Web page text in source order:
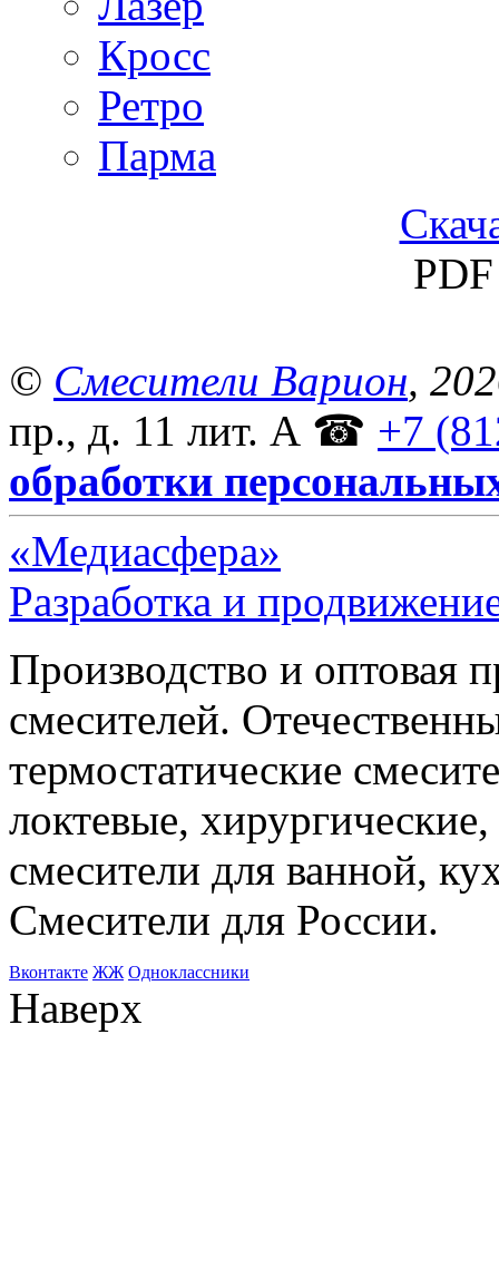
Кросс
Ретро
Парма
© Смесители Варион,
пр., д. 11 лит. А ☎ +7
обработки
«Медиасфера»
Разработка и
Производство и оптовая
смесителей.
термостатические
локтевые,
смесители для ванной,
Смесители для России.
Bконтакте ЖЖ Одноклассники
Наверх